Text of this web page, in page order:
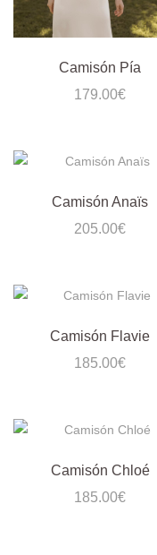
Camisón Pía
179.00€
Camisón Anaïs
205.00€
Camisón Flavie
185.00€
Camisón Chloé
185.00€